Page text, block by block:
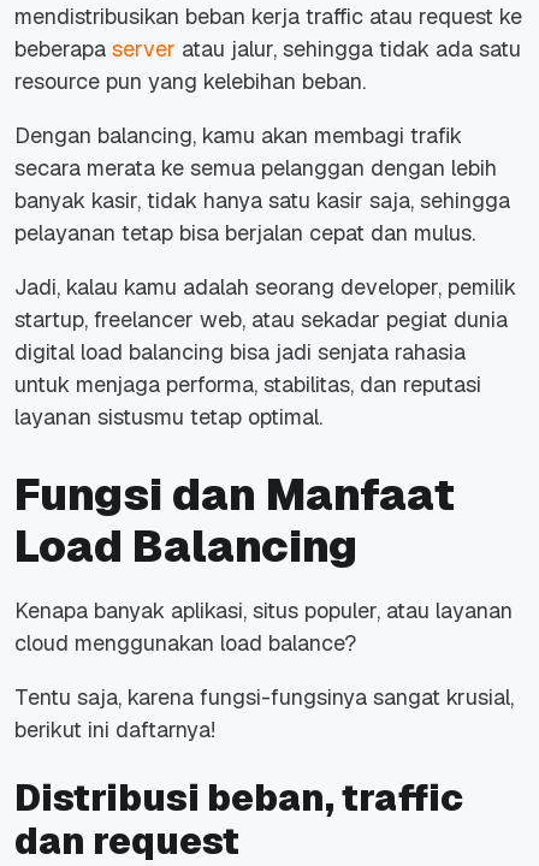
mendistribusikan beban kerja traffic atau request ke
beberapa server atau jalur, sehingga tidak ada satu
resource pun yang kelebihan beban.
Dengan balancing, kamu akan membagi trafik
secara merata ke semua pelanggan dengan lebih
banyak kasir, tidak hanya satu kasir saja, sehingga
pelayanan tetap bisa berjalan cepat dan mulus.
Jadi, kalau kamu adalah seorang developer, pemilik
startup, freelancer web, atau sekadar pegiat dunia
digital load balancing bisa jadi senjata rahasia
untuk menjaga performa, stabilitas, dan reputasi
layanan sistusmu tetap optimal.
Fungsi dan Manfaat
Load Balancing
Kenapa banyak aplikasi, situs populer, atau layanan
cloud menggunakan load balance?
Tentu saja, karena fungsi-fungsinya sangat krusial,
berikut ini daftarnya!
Distribusi beban, traffic
dan request